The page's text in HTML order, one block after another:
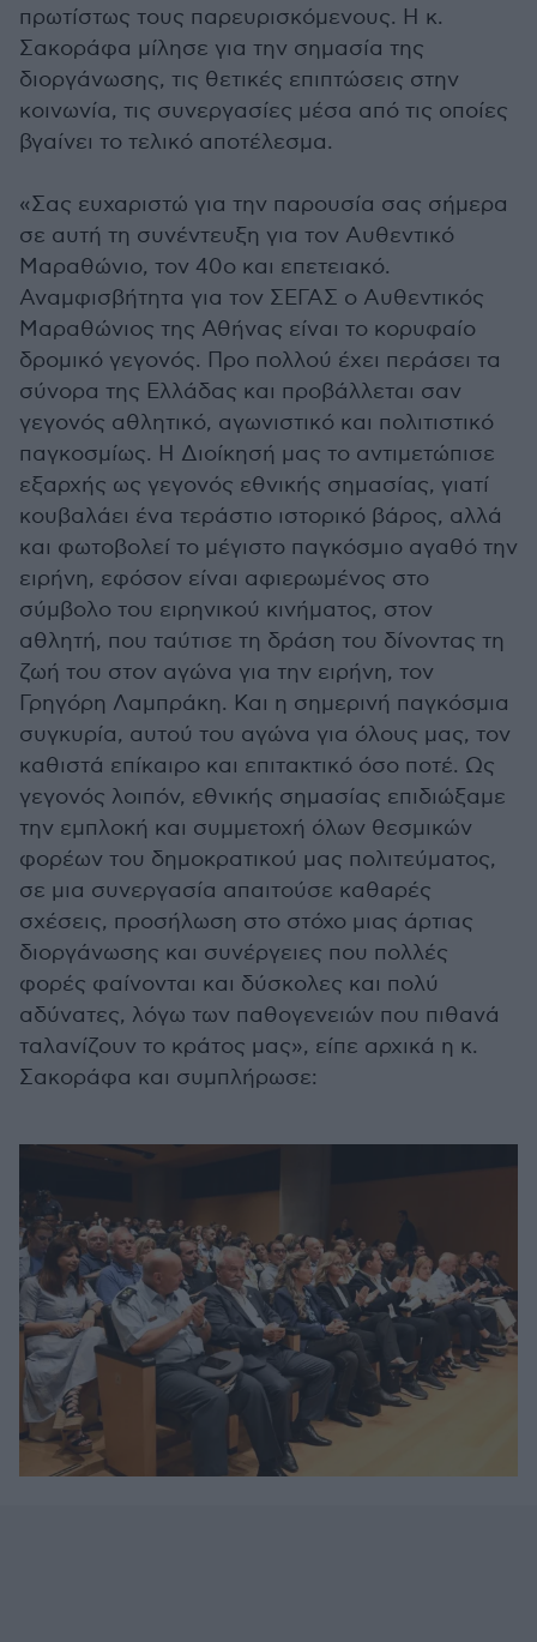
πρωτίστως τους παρευρισκόμενους. Η κ.
Σακοράφα μίλησε για την σημασία της
διοργάνωσης, τις θετικές επιπτώσεις στην
κοινωνία, τις συνεργασίες μέσα από τις οποίες
βγαίνει το τελικό αποτέλεσμα.
«Σας ευχαριστώ για την παρουσία σας σήμερα
σε αυτή τη συνέντευξη για τον Αυθεντικό
Μαραθώνιο, τον 40ο και επετειακό.
Αναμφισβήτητα για τον ΣΕΓΑΣ ο Αυθεντικός
Μαραθώνιος της Αθήνας είναι το κορυφαίο
δρομικό γεγονός. Προ πολλού έχει περάσει τα
σύνορα της Ελλάδας και προβάλλεται σαν
γεγονός αθλητικό, αγωνιστικό και πολιτιστικό
παγκοσμίως. Η Διοίκησή μας το αντιμετώπισε
εξαρχής ως γεγονός εθνικής σημασίας, γιατί
κουβαλάει ένα τεράστιο ιστορικό βάρος, αλλά
και φωτοβολεί το μέγιστο παγκόσμιο αγαθό την
ειρήνη, εφόσον είναι αφιερωμένος στο
σύμβολο του ειρηνικού κινήματος, στον
αθλητή, που ταύτισε τη δράση του δίνοντας τη
ζωή του στον αγώνα για την ειρήνη, τον
Γρηγόρη Λαμπράκη. Και η σημερινή παγκόσμια
συγκυρία, αυτού του αγώνα για όλους μας, τον
καθιστά επίκαιρο και επιτακτικό όσο ποτέ. Ως
γεγονός λοιπόν, εθνικής σημασίας επιδιώξαμε
την εμπλοκή και συμμετοχή όλων θεσμικών
φορέων του δημοκρατικού μας πολιτεύματος,
σε μια συνεργασία απαιτούσε καθαρές
σχέσεις, προσήλωση στο στόχο μιας άρτιας
διοργάνωσης και συνέργειες που πολλές
φορές φαίνονται και δύσκολες και πολύ
αδύνατες, λόγω των παθογενειών που πιθανά
ταλανίζουν το κράτος μας», είπε αρχικά η κ.
Σακοράφα και συμπλήρωσε: